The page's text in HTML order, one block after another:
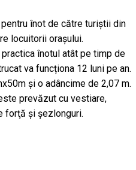
înot de către turiștii din
locuitorii orașului.
înotul atât pe timp de
va funcționa 12 luni pe an.
şi o adâncime de 2,07 m.
prevăzut cu vestiare,
forţă şi şezlonguri.